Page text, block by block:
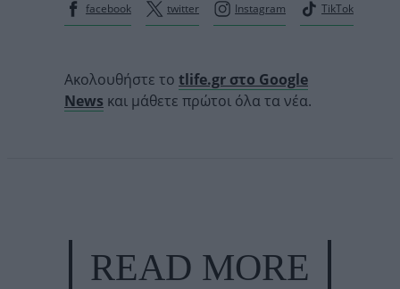
facebook
twitter Instagram TikTok
Ακολουθήστε το tlife.gr στο Google
News και μάθετε πρώτοι όλα τα νέα.
READ MORE